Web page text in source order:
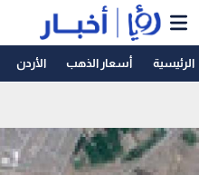
الرئيسية أسعار الذهب الأردن